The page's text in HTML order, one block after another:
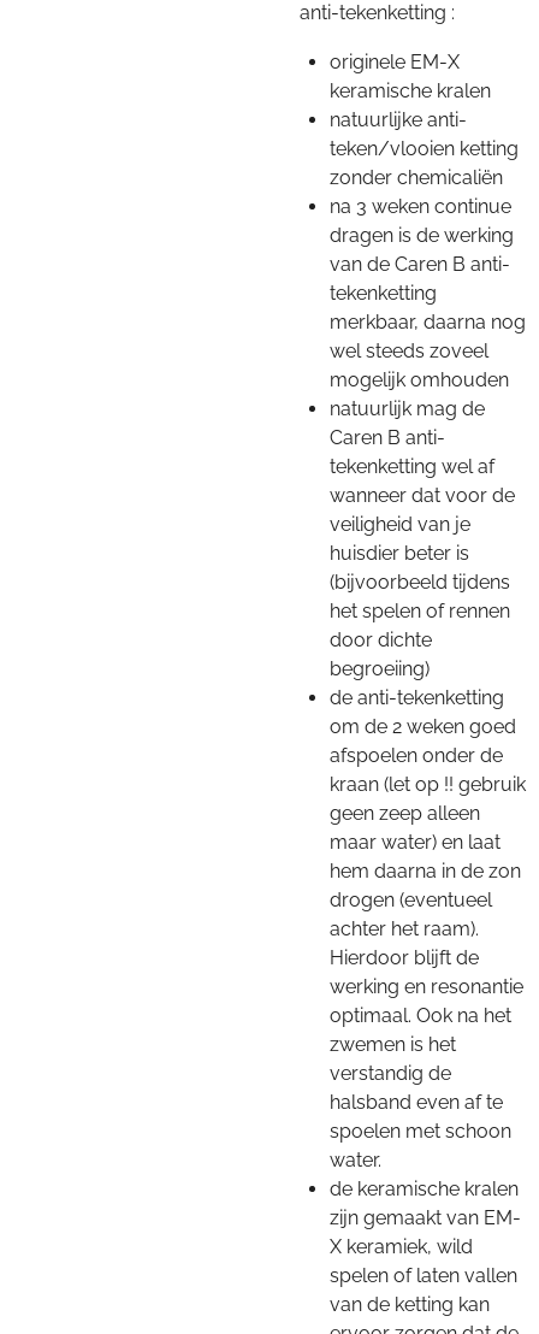
anti-tekenketting :
originele EM-X
keramische kralen
natuurlijke anti-
teken/vlooien ketting
zonder chemicaliën
na 3 weken continue
dragen is de werking
van de Caren B anti-
tekenketting
merkbaar, daarna nog
wel steeds zoveel
mogelijk omhouden
natuurlijk mag de
Caren B anti-
tekenketting wel af
wanneer dat voor de
veiligheid van je
huisdier beter is
(bijvoorbeeld tijdens
het spelen of rennen
door dichte
begroeiing)
de anti-tekenketting
om de 2 weken goed
afspoelen onder de
kraan (let op !! gebruik
geen zeep alleen
maar water) en laat
hem daarna in de zon
drogen (eventueel
achter het raam).
Hierdoor blijft de
werking en resonantie
optimaal. Ook na het
zwemen is het
verstandig de
halsband even af te
spoelen met schoon
water.
de keramische kralen
zijn gemaakt van EM-
X keramiek, wild
spelen of laten vallen
van de ketting kan